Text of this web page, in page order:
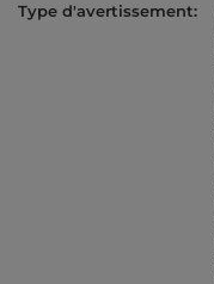
Type d'avertissement